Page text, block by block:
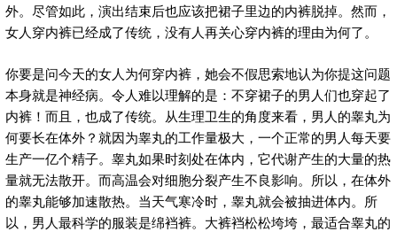
外。尽管如此，演出结束后也应该把裙子里边的内裤脱掉。然而，
女人穿内裤已经成了传统，没有人再关心穿内裤的理由为何了。
你要是问今天的女人为何穿内裤，她会不假思索地认为你提这问题
本身就是神经病。令人难以理解的是：不穿裙子的男人们也穿起了
内裤！而且，也成了传统。从生理卫生的角度来看，男人的睾丸为
何要长在体外？就因为睾丸的工作量极大，一个正常的男人每天要
生产一亿个精子。睾丸如果时刻处在体内，它代谢产生的大量的热
量就无法散开。而高温会对细胞分裂产生不良影响。所以，在体外
的睾丸能够加速散热。当天气寒冷时，睾丸就会被抽进体内。所
以，男人最科学的服装是绵裆裤。大裤裆松松垮垮，最适合睾丸的